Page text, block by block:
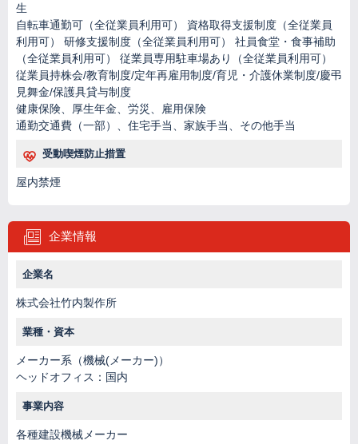
生
自転車通勤可（全従業員利用可） 資格取得支援制度（全従業員
利用可） 研修支援制度（全従業員利用可） 社員食堂・食事補助
（全従業員利用可） 従業員専用駐車場あり（全従業員利用可）
従業員持株会/教育制度/定年再雇用制度/育児・介護休業制度/慶弔
見舞金/保護具貸与制度
健康保険、厚生年金、労災、雇用保険
通勤交通費（一部）、住宅手当、家族手当、その他手当
受動喫煙防止措置
屋内禁煙
企業情報
企業名
株式会社竹内製作所
業種・資本
メーカー系（機械(メーカー)）
ヘッドオフィス：国内
事業内容
各種建設機械メーカー